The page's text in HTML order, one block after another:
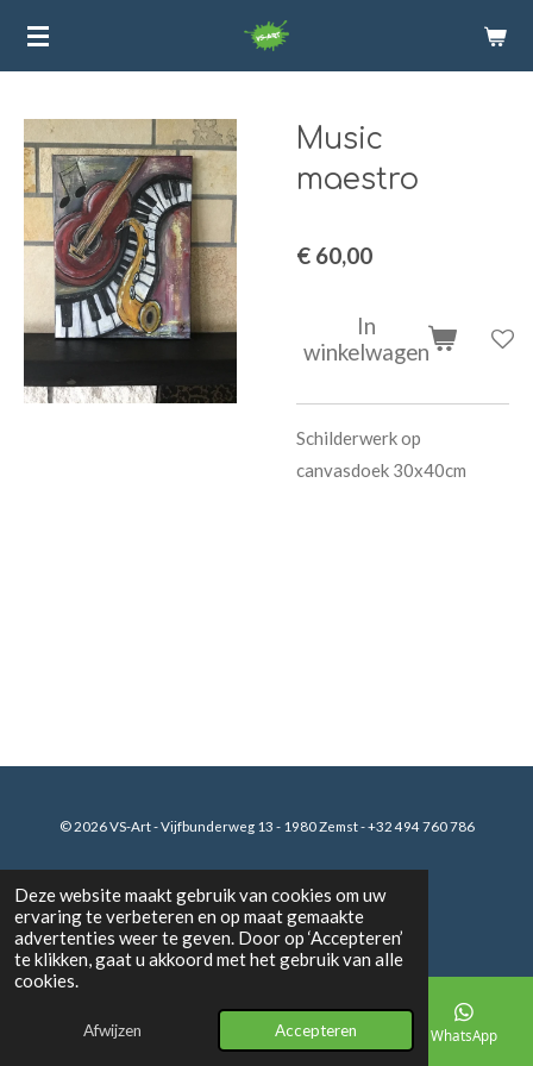
Deze website maakt gebruik van cookies om uw
ervaring te verbeteren en op maat gemaakte
advertenties weer te geven. Door op ‘Accepteren’
te klikken, gaat u akkoord met het gebruik van alle
cookies.
Afwijzen Accepteren
Ga
de
hoofdinhoud
Music
maestro
€ 60,00
In
winkelwagen
Schilderwerk op
canvasdoek 30x40cm
© 2026 VS-Art- Vijfbunderweg 13 - 1980 Zemst - +32 494 760 786
F
a
c
e
b
I
n
t
r
a
W
h
a
t
p
E-mailadres Telefoonnummer Kaart WhatsApp